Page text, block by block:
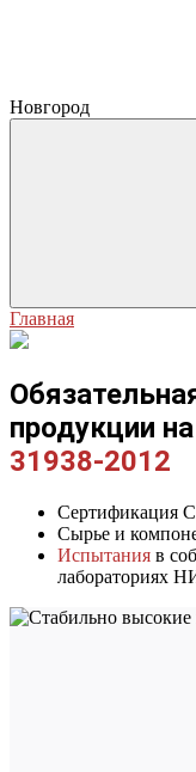
Новгород
Главная
продукции на
31938-2012
Сертификация
Сырье и
Испытания в
лабораториях